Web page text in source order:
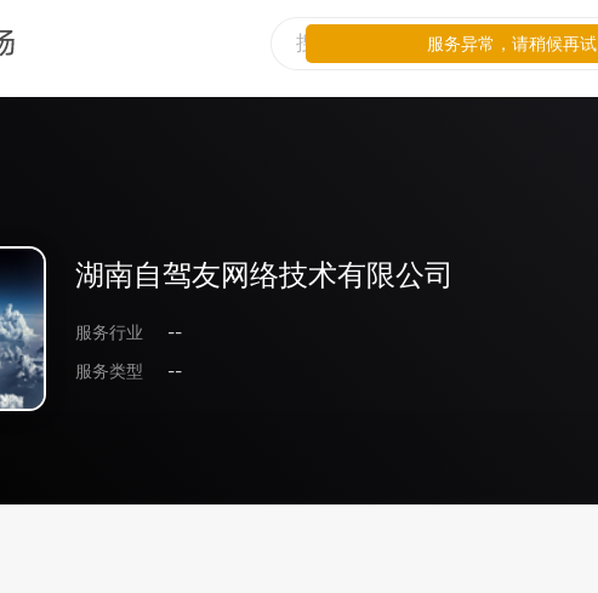
湖南自驾友网络技术有限公司
服务行业
--
服务类型
--
服务异常，请稍候再试